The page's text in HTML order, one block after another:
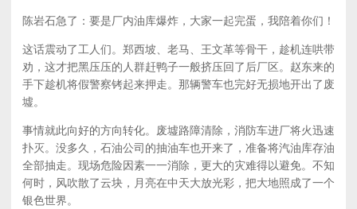
陈岩石急了：要是厂内油库爆炸，大家一起完蛋，我陪着你们！
这话震动了工人们。郑西坡、老马、王文革等骨干，趁机连哄带
劝，这才把黑压压的人群赶鸭子一般挤压回了后厂区。赵东来的
手下趁机将假警察铐起来押走。那辆警车也完好无损地开出了废
墟。
事情就此向好的方向转化。废墟路障清除，消防车进厂将火迅速
扑灭。没多久，石油公司的抽油车也开来了，准备将汽油库存油
全部抽走。现场危险因素一一消除，更大的灾难得以避免。不知
何时，风吹散了云块，月亮在中天大放光彩，把大地照成了一个
银色世界。